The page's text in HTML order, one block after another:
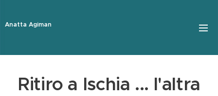
Anatta Agiman
Ritiro a Ischia ... l'altra